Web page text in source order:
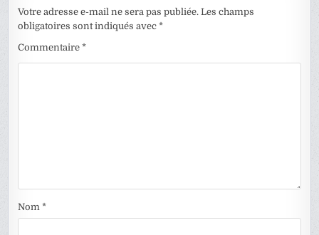
Votre adresse e-mail ne sera pas publiée. Les champs
obligatoires sont indiqués avec*
Commentaire*
Nom*